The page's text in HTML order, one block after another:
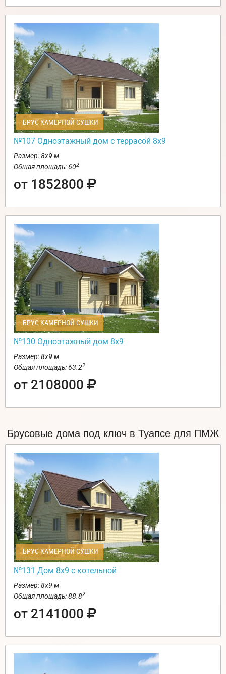
БРУС КАМЕРНОЙ СУШКИ
№107 Одноэтажный дом с террасой 8х9
Размер: 8х9 м
Общая площадь: 602
от 1852800
БРУС КАМЕРНОЙ СУШКИ
№130 Одноэтажный дом 8х9
Размер: 8х9 м
Общая площадь: 63.22
от 2108000
Брусовые дома под ключ в Туапсе для ПМЖ
БРУС КАМЕРНОЙ СУШКИ
№131 Дом 8х9 с котельной
Размер: 8х9 м
Общая площадь: 88.82
от 2141000